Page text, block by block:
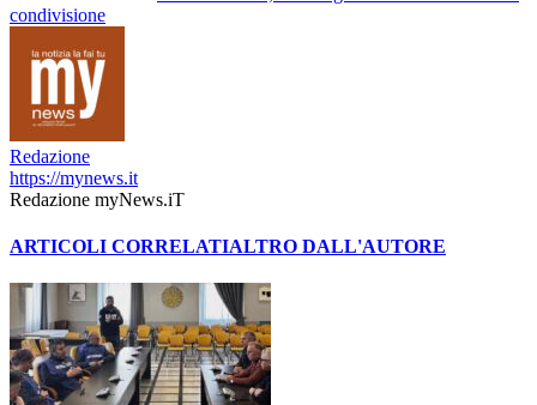
condivisione
Redazione
https://mynews.it
Redazione myNews.iT
ARTICOLI CORRELATIALTRO DALL'AUTORE